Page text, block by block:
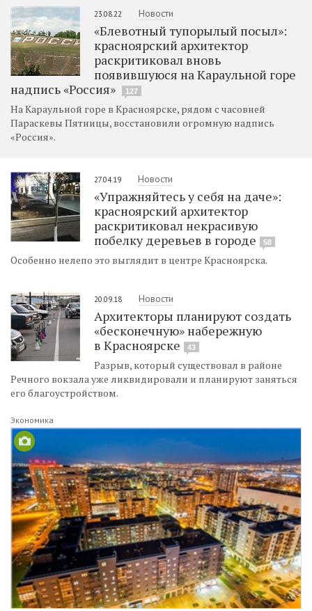
23.08.22 Новости
«Блевотный тупорылый посыл»:
красноярский архитектор
раскритиковал вновь
появившуюся на Караульной горе
надпись «Россия»
127
На Караульной горе в Красноярске, рядом с часовней
Параскевы Пятницы, восстановили огромную надпись
«Россия».
27.04.19 Новости
«Упражняйтесь у себя на даче»:
красноярский архитектор
раскритиковал некрасивую
побелку деревьев в городе
58
Особенно нелепо это выглядит в центре Красноярска.
20.09.18 Новости
Архитекторы планируют создать
«бесконечную» набережную
в Красноярске
43
Разрыв, который существовал в районе
Речного вокзала уже ликвидировали и планируют заняться
его благоустройством.
Экономика